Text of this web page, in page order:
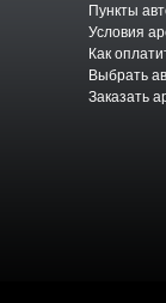
Пункты
Условия
Как
Выбрать
Заказать